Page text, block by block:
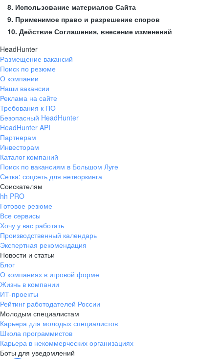
8. Использование материалов Сайта
9. Применимое право и разрешение споров
10. Действие Соглашения, внесение изменений
HeadHunter
Размещение вакансий
Поиск по резюме
О компании
Наши вакансии
Реклама на сайте
Требования к ПО
Безопасный HeadHunter
HeadHunter API
Партнерам
Инвесторам
Каталог компаний
Поиск по вакансиям в Большом Луге
Сетка: соцсеть для нетворкинга
Соискателям
hh PRO
Готовое резюме
Все сервисы
Хочу у вас работать
Производственный календарь
Экспертная рекомендация
Новости и статьи
Блог
О компаниях в игровой форме
Жизнь в компании
ИТ-проекты
Рейтинг работодателей России
Молодым специалистам
Карьера для молодых специалистов
Школа программистов
Карьера в некоммерческих организациях
Боты для уведомлений